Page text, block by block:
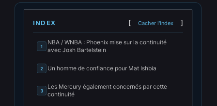
INDEX Cacher l'index
1
NBA / WNBA : Phoenix mise sur la continuité
avec Josh Bartelstein
2 Un homme de confiance pour Mat Ishbia
3
Les Mercury également concernés par cette
continuité